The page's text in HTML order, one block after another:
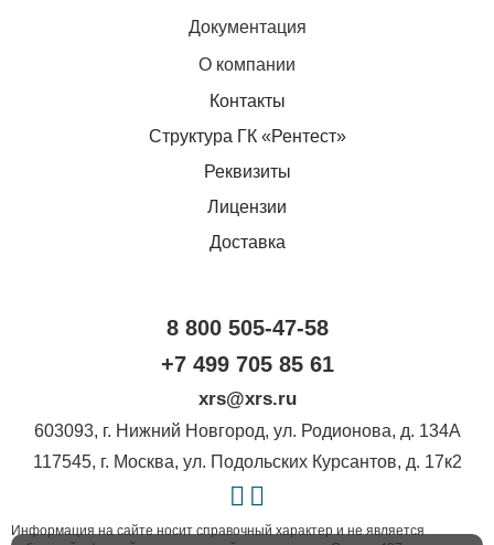
Документация
О компании
Контакты
Структура ГК «Рентест»
Реквизиты
Лицензии
Доставка
8 800 505-47-58
+7 499 705 85 61
xrs@xrs.ru
603093, г. Нижний Новгород, ул. Родионова, д. 134А
117545, г. Москва, ул. Подольских Курсантов, д. 17к2
Информация на сайте носит справочный характер и не является